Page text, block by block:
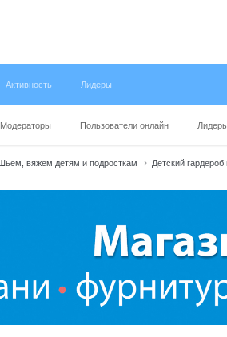
Модераторы Пользователи онлайн Лидеры
Активность Лидеры
Шьем, вяжем детям и подросткам Детский